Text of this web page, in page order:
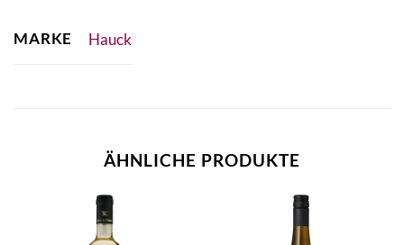
MARKE Hauck
ÄHNLICHE PRODUKTE